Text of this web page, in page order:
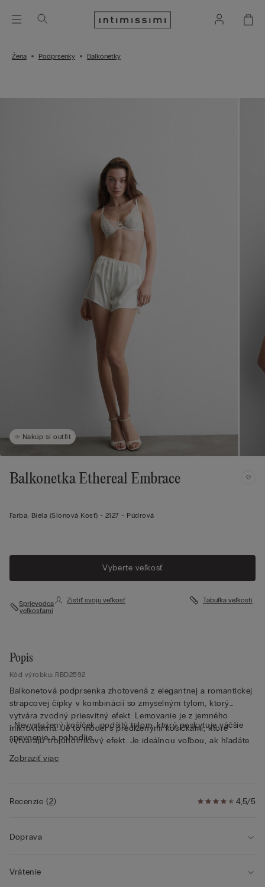
Žena Podprsenky Balkonetky
Nakúp si outfit
Balkonetka Ethereal Embrace
Farba: Biela (slonová Kosť) - 2127 - Púdrová
Vyberte veľkosť
Sprievodca
veľkosťami
Zistiť svoju veľkosť Tabuľka veľkostí
Popis
Kód výrobku: RBD2592
Balkonetová podprsenka zhotovená z elegantnej a romantickej
strapcovej čipky v kombinácií so zmyselným tylom, ktorý
vytvára zvodný priesvitný efekt. Lemovanie je z jemného
mikrovlákna. Je to model s predĺženými košíčkami, ktoré
vytvárajú trojuholníkový efekt. Je ideálnou voľbou, ak hľadáte
rafinovanú a veľmi pohodlnú podprsenku.
• Nevystužený košíček, podšitý tylom, ktorý poskytuje väčšie
spevnenie a pohodlie
• Pás po obvode hrudníka podšitý tylom
• Prirodzený efekt
Zobraziť viac
4,5/5
Recenzie(2)
Doprava
Vrátenie